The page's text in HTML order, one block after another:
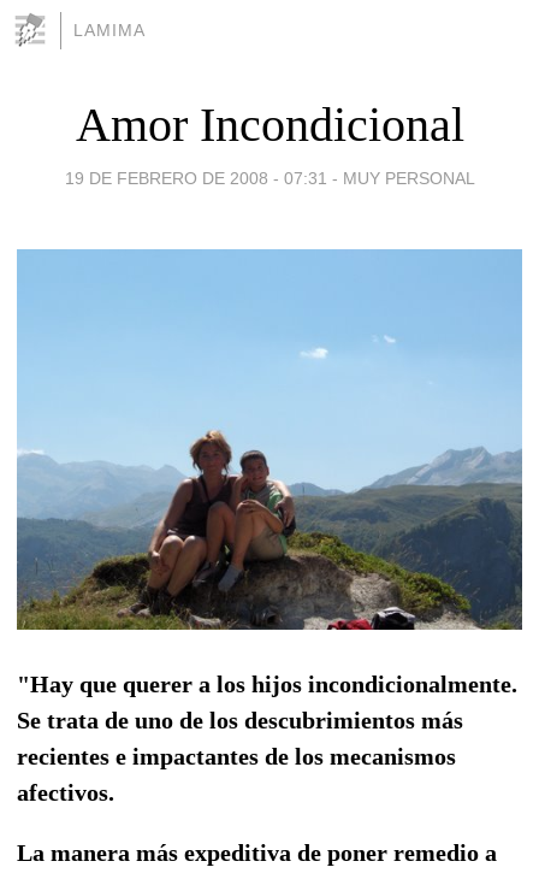
LAMIMA
Amor Incondicional
19 DE FEBRERO DE 2008 - 07:31 - MUY PERSONAL
"Hay que querer a los hijos incondicionalmente.
Se trata de uno de los descubrimientos más
recientes e impactantes de los mecanismos
afectivos.
La manera más expeditiva de poner remedio a